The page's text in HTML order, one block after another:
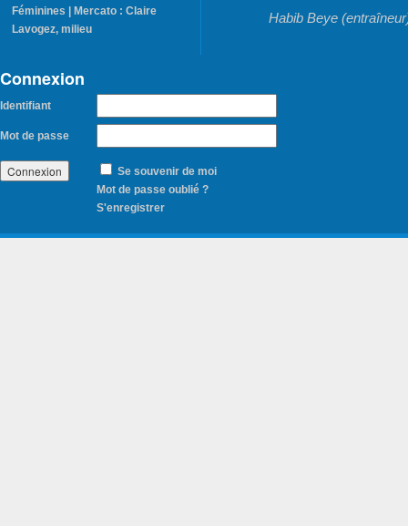
Féminines | Mercato : Claire
Lavogez, milieu
Habib Beye
Connexion
Identifiant
Mot de passe
Se souvenir de moi
Mot de passe oublié ?
S'enregistrer